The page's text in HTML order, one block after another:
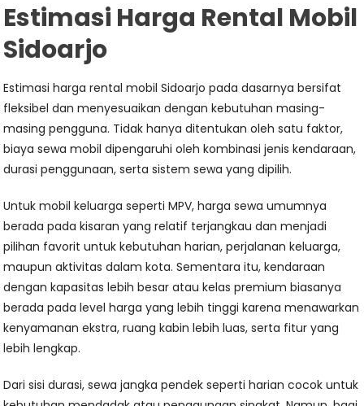
Estimasi Harga Rental Mobil
Sidoarjo
Estimasi harga rental mobil Sidoarjo pada dasarnya bersifat
fleksibel dan menyesuaikan dengan kebutuhan masing-
masing pengguna. Tidak hanya ditentukan oleh satu faktor,
biaya sewa mobil dipengaruhi oleh kombinasi jenis kendaraan,
durasi penggunaan, serta sistem sewa yang dipilih.
Untuk mobil keluarga seperti MPV, harga sewa umumnya
berada pada kisaran yang relatif terjangkau dan menjadi
pilihan favorit untuk kebutuhan harian, perjalanan keluarga,
maupun aktivitas dalam kota. Sementara itu, kendaraan
dengan kapasitas lebih besar atau kelas premium biasanya
berada pada level harga yang lebih tinggi karena menawarkan
kenyamanan ekstra, ruang kabin lebih luas, serta fitur yang
lebih lengkap.
Dari sisi durasi, sewa jangka pendek seperti harian cocok untuk